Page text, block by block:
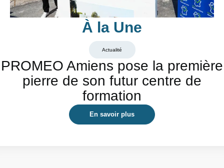
À la Une
Actualité
PROMEO Amiens pose la première
pierre de son futur centre de
formation
En savoir plus